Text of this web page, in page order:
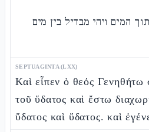
המים ויהי מבדיל בין מים
SEPTUAGINTA (LXX)
Καὶ εἶπεν ὁ θεός
τοῦ ὕδατος καὶ ἔστω
ὕδατος καὶ ὕδατος. καὶ